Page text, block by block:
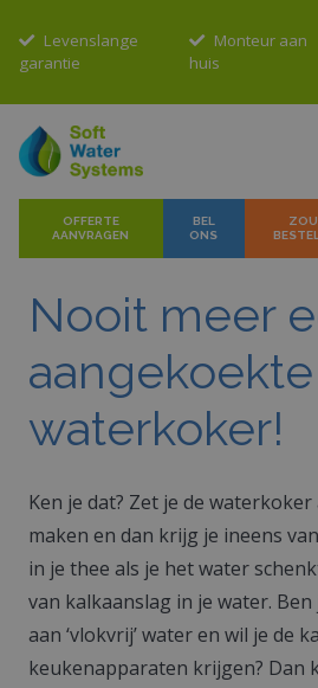
Levenslange
garantie
Monteur aan
huis
OFFERTE
AANVRAGEN
BEL
ONS
Nooit meer
aangekoekte
waterkoker!
Ken je dat? Zet je de
maken en dan krijg je ineens van
in je thee als je het water
van kalkaanslag in je water.
aan ‘vlokvrij’ water en wil je de
keukenapparaten krijgen? Dan